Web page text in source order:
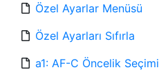
Özel Ayarlar Menüsü
Özel Ayarları Sıfırla
a1: AF-C Öncelik Seçimi